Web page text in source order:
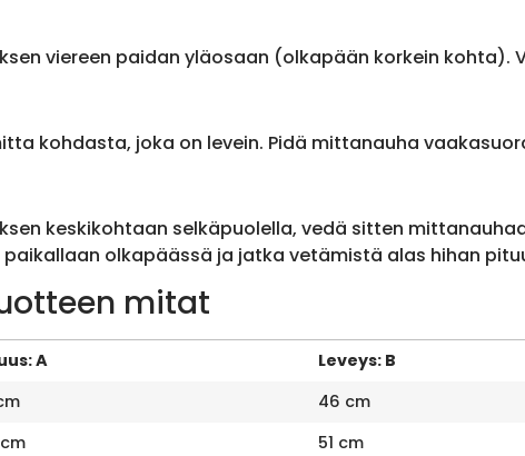
viereen paidan yläosaan (olkapään korkein kohta).
kohdasta, joka on levein. Pidä mittanauha
keskikohtaan selkäpuolella, vedä sitten
olkapäässä ja jatka vetämistä alas hihan
mitat
A Leveys: B
46 cm
51 cm